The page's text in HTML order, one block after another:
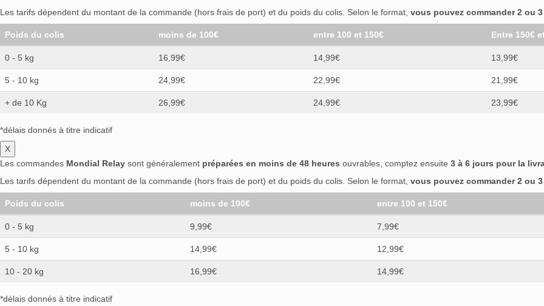
Les tarifs dépendent du montant de la commande (hors frais de port) et du poids du colis. Selon le format, vous pouvez commander 2 ou
Poids du colis moins de 100€ entre 100 et 150€ Entre 150€
0 - 5 kg 16,99€ 14,99€ 13,99€
5 - 10 kg 24,99€ 22,99€ 21,99€
+ de 10 Kg 26,99€ 24,99€ 23,99€
*délais donnés à titre indicatif
X
Les commandes Mondial Relay sont généralement préparées en moins de 48 heures ouvrables, comptez ensuite 3 à 6 jours pour la
Les tarifs dépendent du montant de la commande (hors frais de port) et du poids du colis. Selon le format, vous pouvez commander 2 ou
Poids du colis moins de 100€ entre 100 et 150€
0 - 5 kg 9,99€ 7,99€
5 - 10 kg 14,99€ 12,99€
10 - 20 kg 16,99€ 14,99€
*délais donnés à titre indicatif